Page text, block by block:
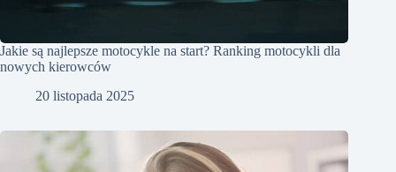
Jakie są najlepsze motocykle na start? Ranking motocykli dla
nowych kierowców
20 listopada 2025